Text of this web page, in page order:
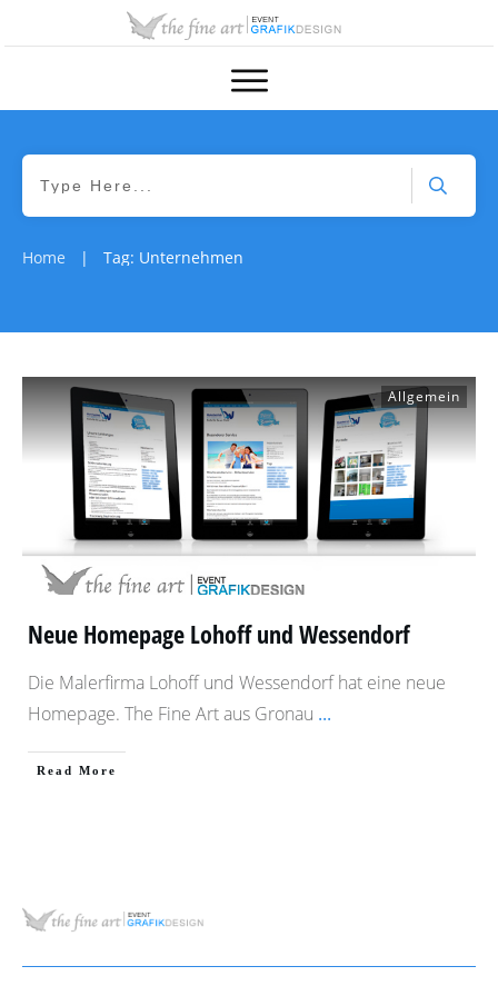
Home | Tag: Unternehmen
Allgemein
Neue Homepage Lohoff und Wessendorf
Die Malerfirma Lohoff und Wessendorf hat eine neue
Homepage. The Fine Art aus Gronau ...
​Read More